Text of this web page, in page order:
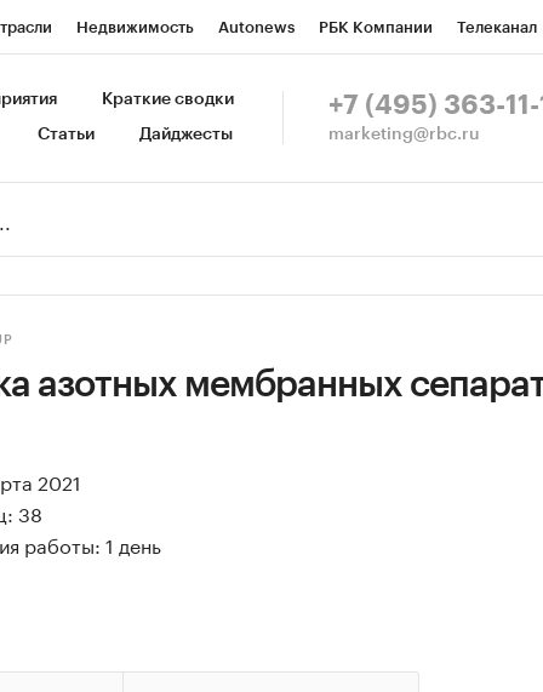
Недвижимость Autonews РБК Компании Телеканал
Спецпроекты СПб Конференции СПб Спецпроекты
Краткие сводки
Статьи Дайджесты
+7 (495) 363-11-
marketing@rbc.ru
азотных мембранных
2021
38
работы: 1 день